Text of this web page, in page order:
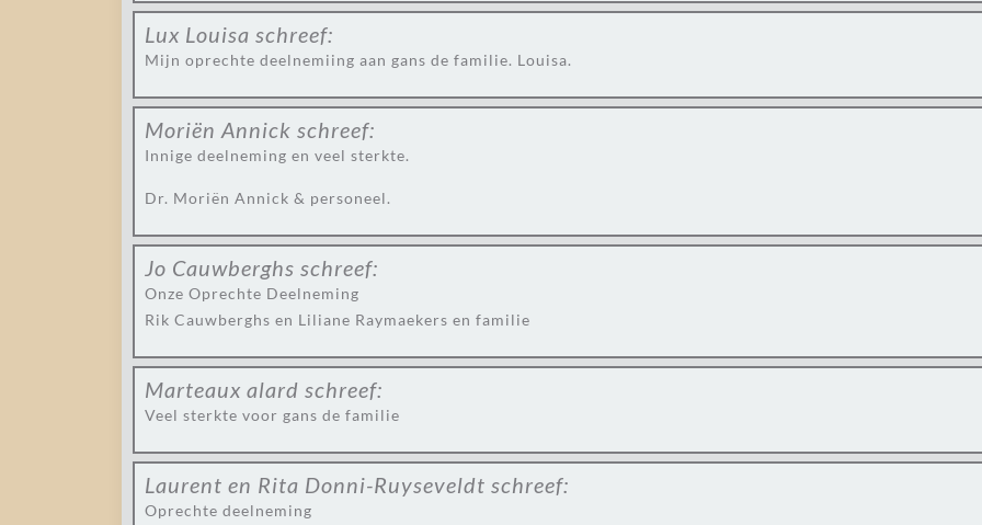
Lux Louisa schreef:
Mijn oprechte deelnemiing aan gans de familie. Louisa.
Moriën Annick schreef:
Innige deelneming en veel sterkte.
Dr. Moriën Annick & personeel.
Jo Cauwberghs schreef:
Onze Oprechte Deelneming
Rik Cauwberghs en Liliane Raymaekers en familie
Marteaux alard schreef:
Veel sterkte voor gans de familie
Laurent en Rita Donni-Ruyseveldt schreef:
Oprechte deelneming